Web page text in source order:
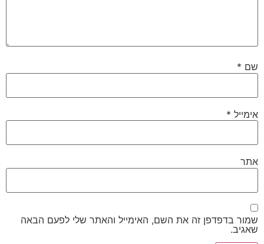
שם *
אימייל *
אתר
שמור בדפדפן זה את השם, האימייל והאתר שלי לפעם הבאה
שאגיב.